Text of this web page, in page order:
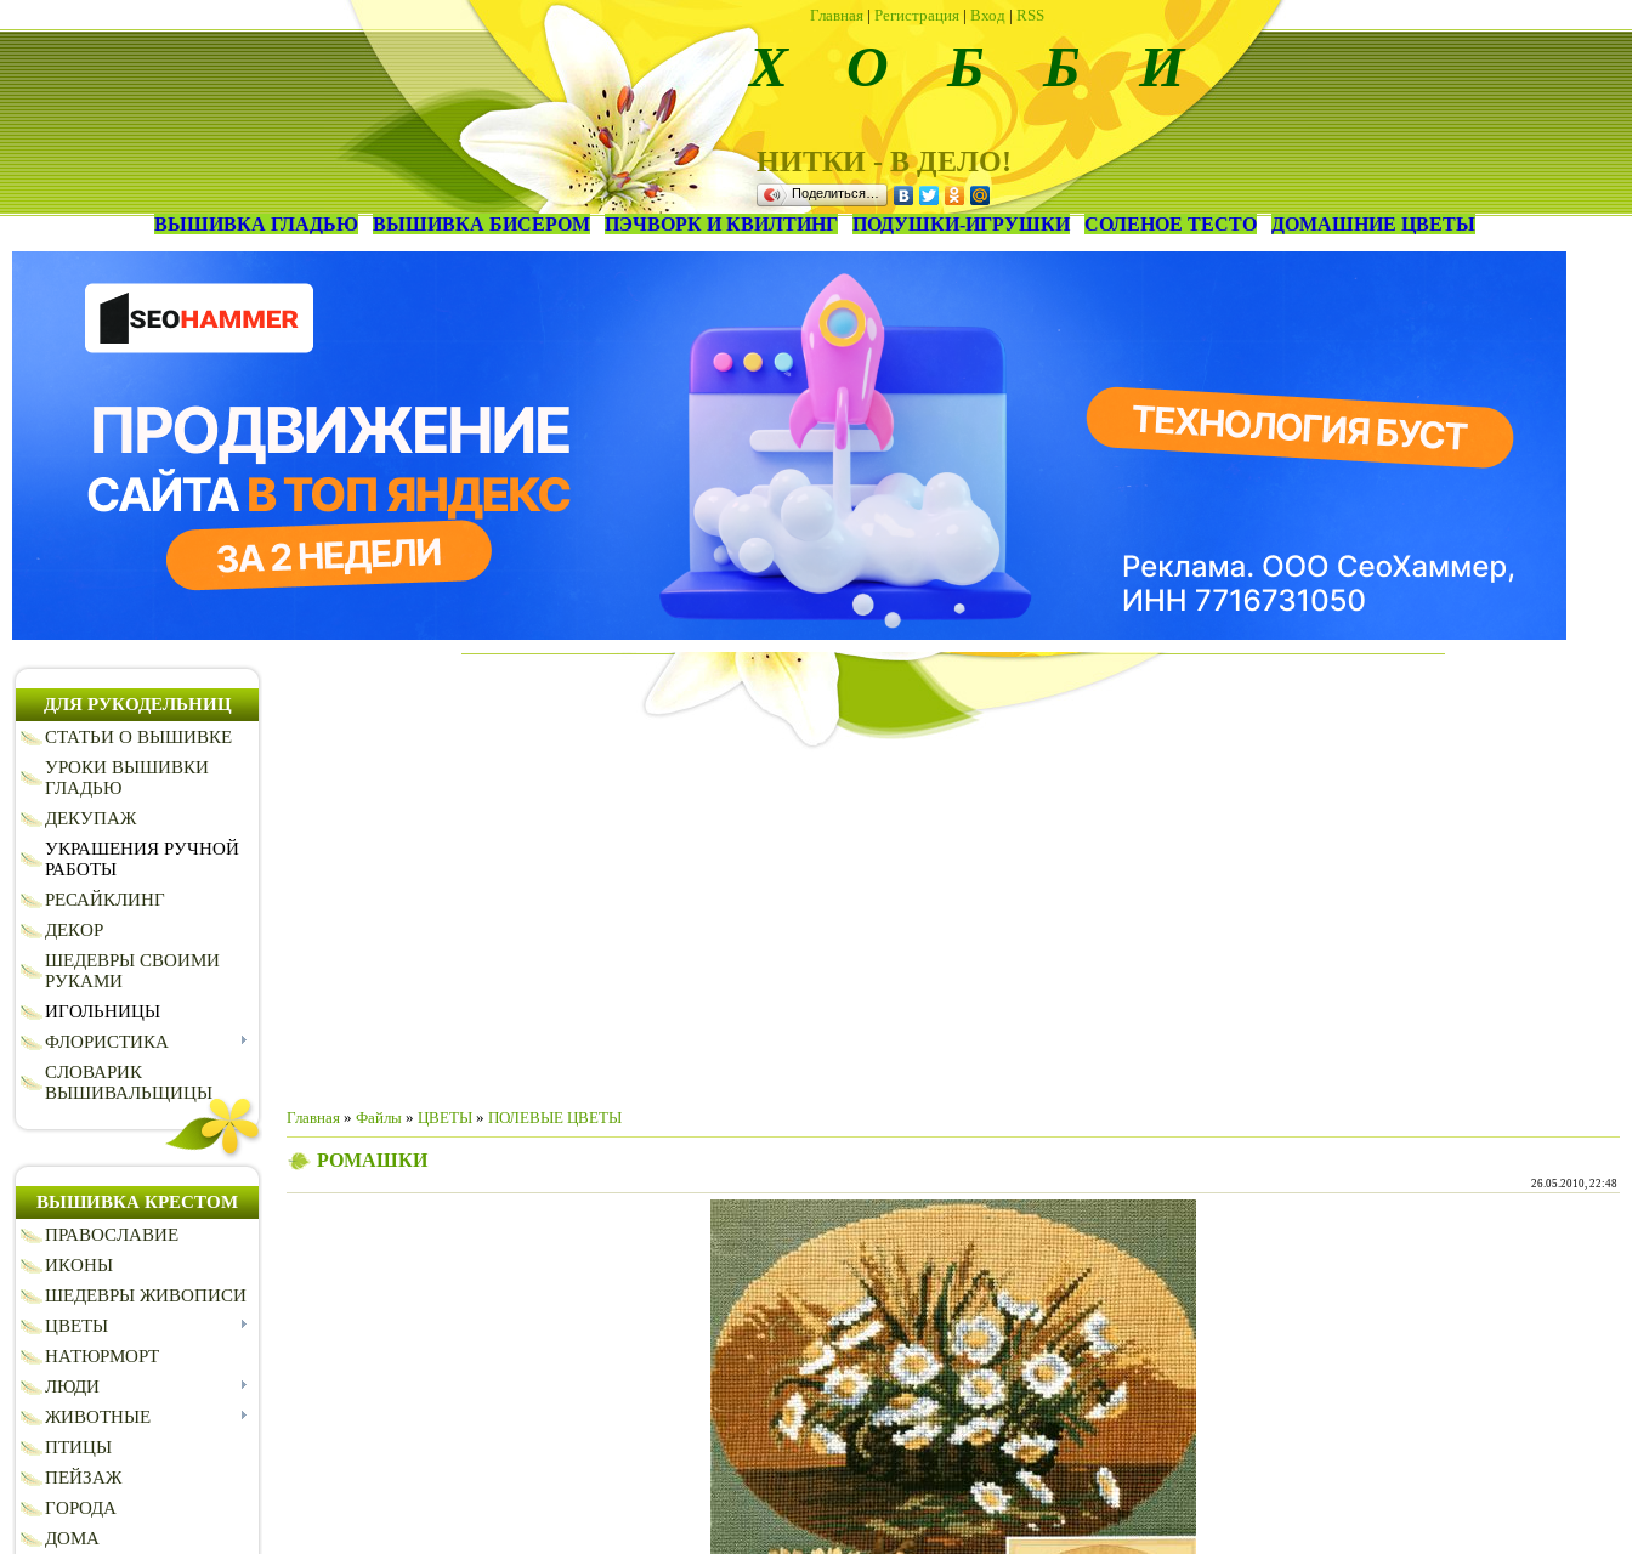
Главная | Регистрация | Вход | RSS
Х О Б Б И
НИТКИ - В ДЕЛО!
Поделиться…
ВЫШИВКА ГЛАДЬЮ ВЫШИВКА БИСЕРОМ ПЭЧВОРК И КВИЛТИНГ ПОДУШКИ-ИГРУШКИ СОЛЕНОЕ ТЕСТО ДОМАШНИЕ ЦВЕТЫ
ДЛЯ РУКОДЕЛЬНИЦ
СТАТЬИ О ВЫШИВКЕ
УРОКИ ВЫШИВКИ
ГЛАДЬЮ
ДЕКУПАЖ
УКРАШЕНИЯ РУЧНОЙ
РАБОТЫ
РЕСАЙКЛИНГ
ДЕКОР
ШЕДЕВРЫ СВОИМИ
РУКАМИ
ИГОЛЬНИЦЫ
ФЛОРИСТИКА
СЛОВАРИК
ВЫШИВАЛЬЩИЦЫ
ВЫШИВКА КРЕСТОМ
ПРАВОСЛАВИЕ
ИКОНЫ
ШЕДЕВРЫ ЖИВОПИСИ
ЦВЕТЫ
НАТЮРМОРТ
ЛЮДИ
ЖИВОТНЫЕ
ПТИЦЫ
ПЕЙЗАЖ
ГОРОДА
ДОМА
Главная » Файлы » ЦВЕТЫ » ПОЛЕВЫЕ ЦВЕТЫ
РОМАШКИ
26.05.2010, 22:48